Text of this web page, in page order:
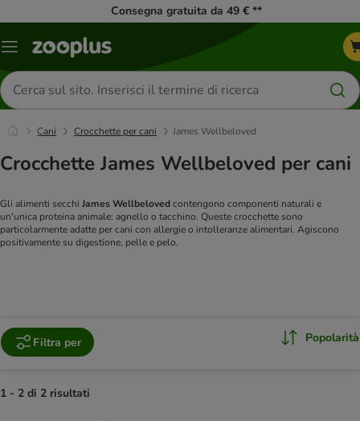
Consegna gratuita da 49 € **
Overview
Cerca
prodotti
Cani Crocchette per cani James Wellbeloved
Crocchette James Wellbeloved per cani
Gli alimenti secchi James Wellbelovedcontengono componenti naturali e
un'unica proteina animale: agnello o tacchino. Queste crocchette sono
particolarmente adatte per cani con allergie o intolleranze alimentari. Agiscono
positivamente su digestione, pelle e pelo.
Filtra per Popolarità
1 - 2 di 2 risultati